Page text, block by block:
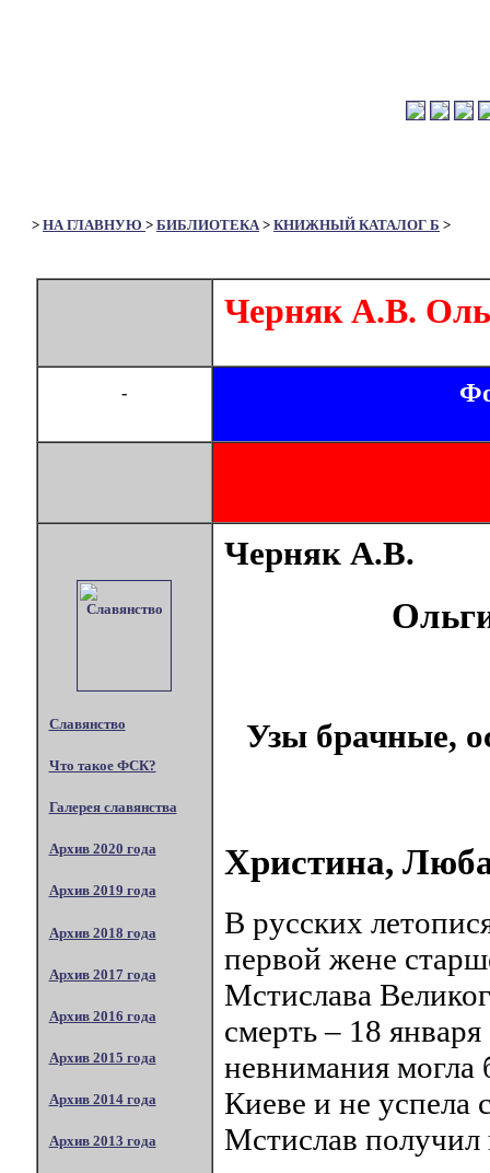
> НА ГЛАВНУЮ > БИБЛИОТЕКА> КНИЖНЫЙ КАТАЛОГ Б >
Черняк А.В.
-
Славянство
Что такое ФСК?
Галерея славянства
Архив 2020 года
Архив 2019 года
Архив 2018 года
Архив 2017 года
Архив 2016 года
Архив 2015 года
Архив 2014 года
Архив 2013 года
Черняк А.В.
Узы брачные,
Христина,
В русских
первой жене
Мстислава
смерть – 18
невнимания могла
Киеве и не успела
Мстислав получил